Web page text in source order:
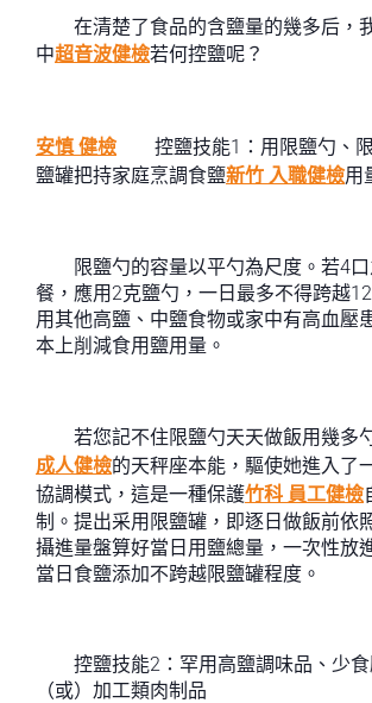
在清楚了食品的含鹽量的幾多后，
中超音波健檢若何控鹽呢？
安慎 健檢 控鹽技能1：用限鹽勺、限
鹽罐把持家庭烹調食鹽新竹 入職健檢用
限鹽勺的容量以平勺為尺度。若4口
餐，應用2克鹽勺，一日最多不得跨越
用其他高鹽、中鹽食物或家中有高血壓
本上削減食用鹽用量。
若您記不住限鹽勺天天做飯用幾多
成人健檢的天秤座本能，驅使她進入了
協調模式，這是一種保護竹科 員工健檢
制。提出采用限鹽罐，即逐日做飯前依
攝進量盤算好當日用鹽總量，一次性放
當日食鹽添加不跨越限鹽罐程度。
控鹽技能2：罕用高鹽調味品、少食
（或）加工類肉制品